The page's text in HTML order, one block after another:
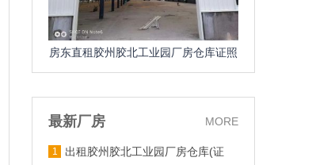
房东直租胶州胶北工业园厂房仓库证照
齐全、可环评、污水管网
最新厂房 MORE
1
出租胶州胶北工业园厂房仓库(证